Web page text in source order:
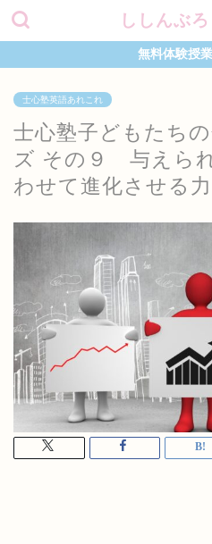
ししんぶ
無料体験授
士心塾英語あれこれ
士心塾子どもたち
ズ その９ 与えら
わせて進化させる力